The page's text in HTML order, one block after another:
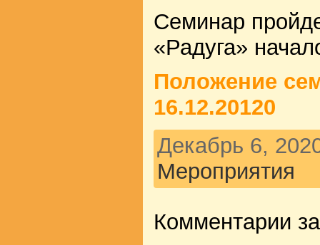
Семинар
«Радуга»
Положение
16.12.20120
Декабрь 6,
Мероприятия
Комментарии